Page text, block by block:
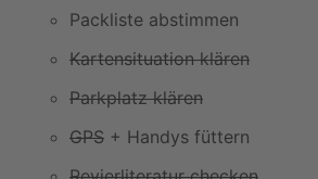
Packliste abstimmen
Kartensituation klären
Parkplatz klären
GPS + Handys füttern